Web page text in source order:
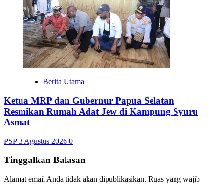
Berita Utama
Ketua MRP dan Gubernur Papua Selatan
Resmikan Rumah Adat Jew di Kampung Syuru
Asmat
PSP3 Agustus 2026 0
Tinggalkan Balasan
Alamat email Anda tidak akan dipublikasikan. Ruas yang wajib